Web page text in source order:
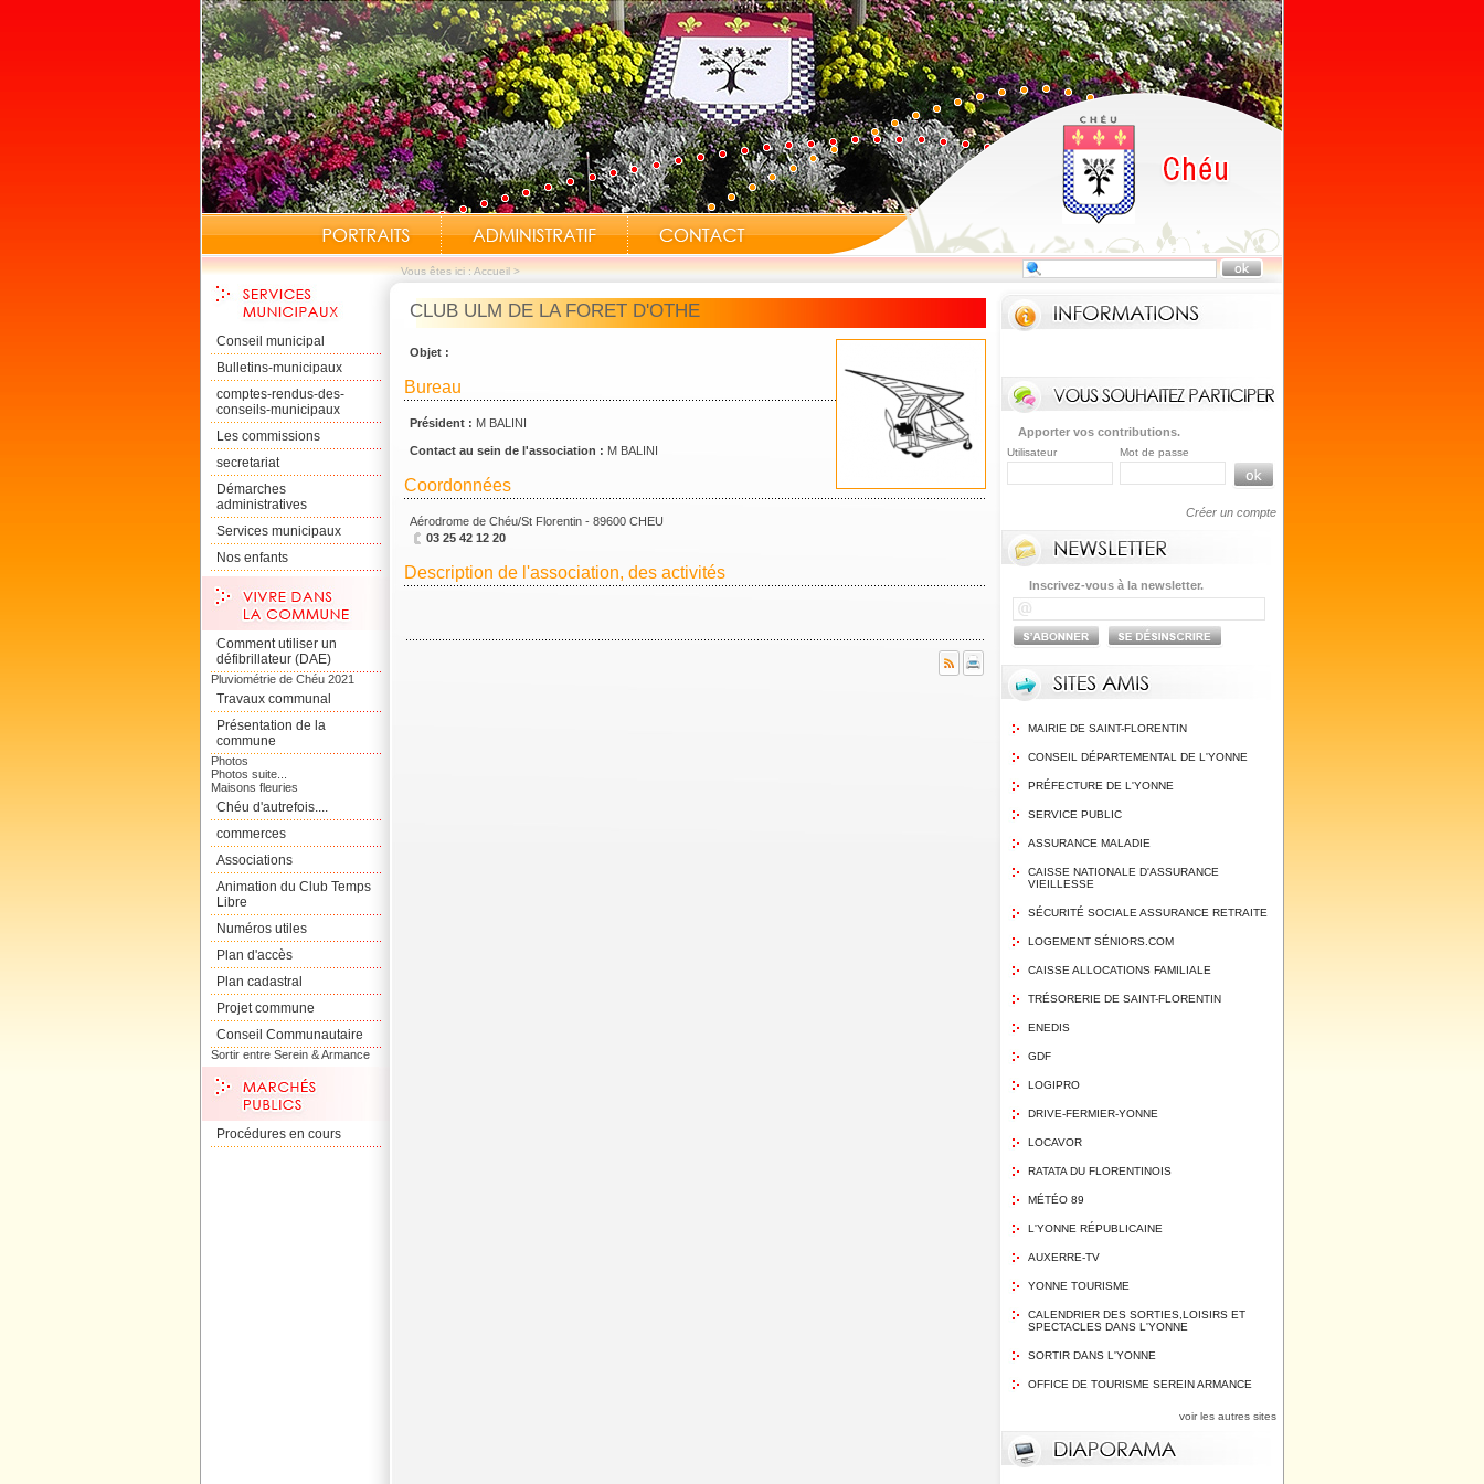
Vous êtes ici :Accueil>
Conseil municipal
Bulletins-municipaux
comptes-rendus-des-
conseils-municipaux
Les commissions
secretariat
Démarches
administratives
Services municipaux
Nos enfants
Comment utiliser un
défibrillateur (DAE)
Pluviométrie de Chéu 2021
Travaux communal
Présentation de la
commune
Photos
Photos suite...
Maisons fleuries
Chéu d'autrefois....
commerces
Associations
Animation du Club Temps
Libre
Numéros utiles
Plan d'accès
Plan cadastral
Projet commune
Conseil Communautaire
Sortir entre Serein & Armance
Procédures en cours
CLUB ULM DE LA FORET D'OTHE
Objet :
Bureau
Président : M BALINI
Contact au sein de l'association : M BALINI
Coordonnées
Aérodrome de Chéu/St Florentin - 89600 CHEU
03 25 42 12 20
Description de l'association, des activités
Apporter vos contributions.
Utilisateur Mot de passe
Créer un compte
Inscrivez-vous à la newsletter.
MAIRIE DE SAINT-FLORENTIN
CONSEIL DÉPARTEMENTAL DE L'YONNE
PRÉFECTURE DE L'YONNE
SERVICE PUBLIC
ASSURANCE MALADIE
CAISSE NATIONALE D'ASSURANCE
VIEILLESSE
SÉCURITÉ SOCIALE ASSURANCE RETRAITE
LOGEMENT SÉNIORS.COM
CAISSE ALLOCATIONS FAMILIALE
TRÉSORERIE DE SAINT-FLORENTIN
ENEDIS
GDF
LOGIPRO
DRIVE-FERMIER-YONNE
LOCAVOR
RATATA DU FLORENTINOIS
MÉTÉO 89
L'YONNE RÉPUBLICAINE
AUXERRE-TV
YONNE TOURISME
CALENDRIER DES SORTIES,LOISIRS ET
SPECTACLES DANS L'YONNE
SORTIR DANS L'YONNE
OFFICE DE TOURISME SEREIN ARMANCE
voir les autres sites